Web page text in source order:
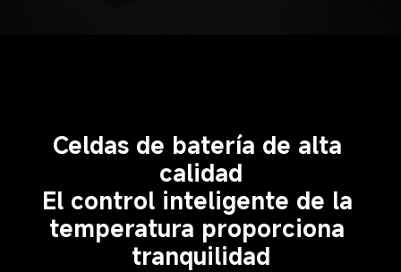
Celdas de batería de alta
calidad
El control inteligente de la
temperatura proporciona
tranquilidad